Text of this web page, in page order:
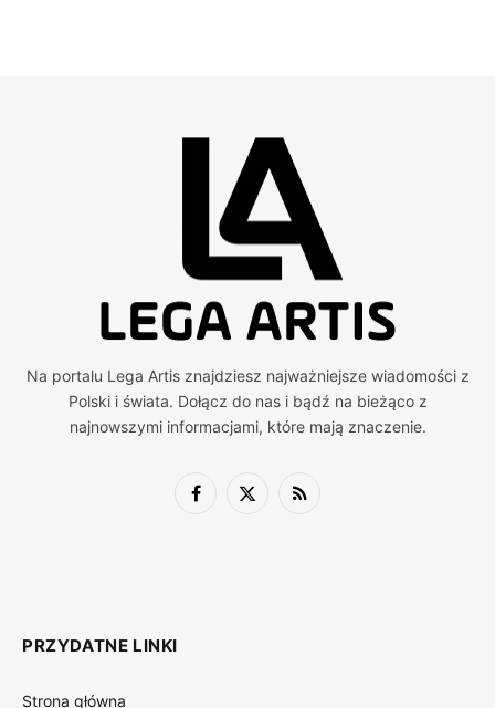
Na portalu Lega Artis znajdziesz najważniejsze wiadomości z
Polski i świata. Dołącz do nas i bądź na bieżąco z
najnowszymi informacjami, które mają znaczenie.
Facebook
X
RSS
PRZYDATNE LINKI
Strona główna